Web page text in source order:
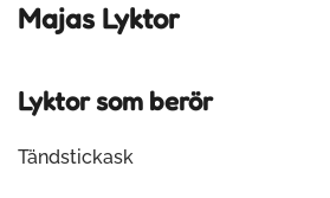
Majas Lyktor
Lyktor som berör
Tändstickask